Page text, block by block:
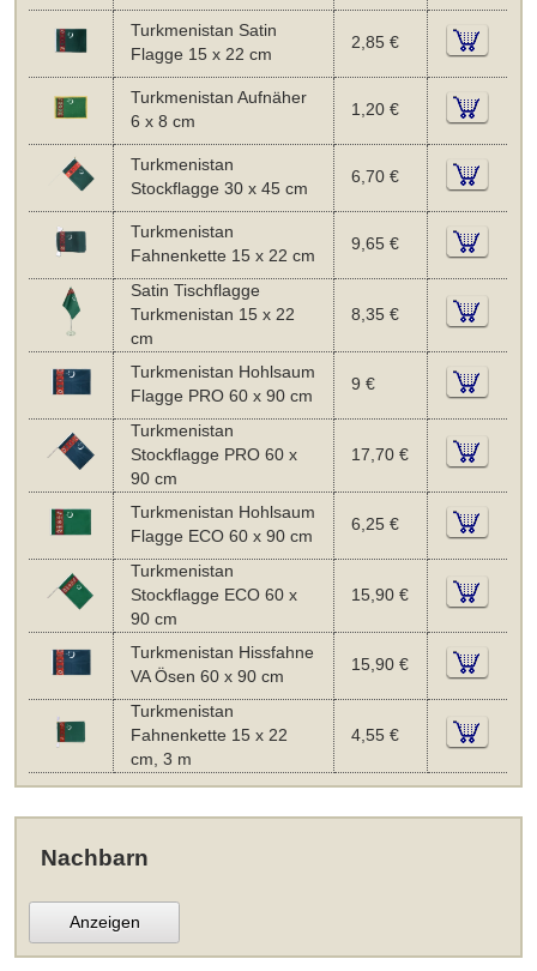
Turkmenistan Satin
Flagge 15 x 22 cm
2,85 €
Turkmenistan Aufnäher
6 x 8 cm
1,20 €
Turkmenistan
Stockflagge 30 x 45 cm
6,70 €
Turkmenistan
Fahnenkette 15 x 22 cm
9,65 €
Satin Tischflagge
Turkmenistan 15 x 22
cm
8,35 €
Turkmenistan Hohlsaum
Flagge PRO 60 x 90 cm
9 €
Turkmenistan
Stockflagge PRO 60 x
90 cm
17,70 €
Turkmenistan Hohlsaum
Flagge ECO 60 x 90 cm
6,25 €
Turkmenistan
Stockflagge ECO 60 x
90 cm
15,90 €
Turkmenistan Hissfahne
VA Ösen 60 x 90 cm
15,90 €
Turkmenistan
Fahnenkette 15 x 22
cm, 3 m
4,55 €
Nachbarn
Anzeigen